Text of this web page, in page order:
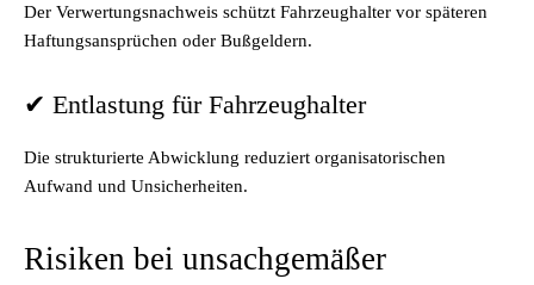
Der Verwertungsnachweis schützt Fahrzeughalter vor späteren
Haftungsansprüchen oder Bußgeldern.
✔ Entlastung für Fahrzeughalter
Die strukturierte Abwicklung reduziert organisatorischen
Aufwand und Unsicherheiten.
Risiken bei unsachgemäßer